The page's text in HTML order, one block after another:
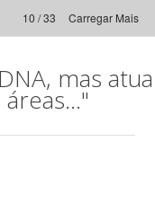
Carregar Mais
10 / 33
mas atua